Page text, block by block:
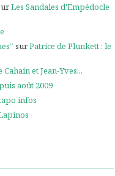
Les Sandales d'Empédocle
surPatrice de Plunkett : le
et Jean-Yves...
août 2009
infos